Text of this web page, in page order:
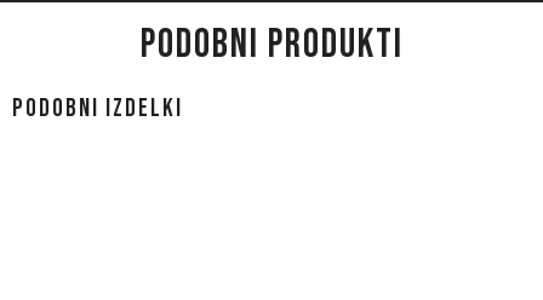
PODOBNI PRODUKTI
Podobni izdelki